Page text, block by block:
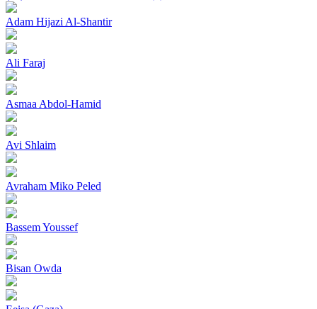
Adam Hijazi Al-Shantir
Ali Faraj
Asmaa Abdol-Hamid
Avi Shlaim
Avraham Miko Peled
Bassem Youssef
Bisan Owda